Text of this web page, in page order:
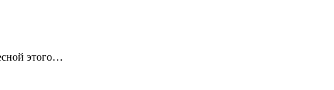
этого…